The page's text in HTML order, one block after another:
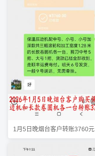
1月5日晚烟台客户转账3760元